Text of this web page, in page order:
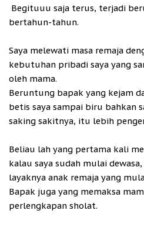
Begituuu saja terus, terjadi
bertahun-tahun.
Saya melewati masa remaja
kebutuhan pribadi saya yang
oleh mama.
Beruntung bapak yang kejam
betis saya sampai biru bahkan
saking sakitnya, itu lebih
Beliau lah yang pertama kali
kalau saya sudah mulai
layaknya anak remaja yang
Bapak juga yang memaksa
perlengkapan sholat.